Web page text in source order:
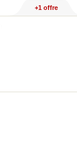
+1 offre